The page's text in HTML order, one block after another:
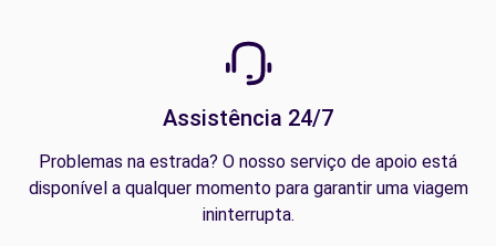
Assistência 24/7
Problemas na estrada? O nosso serviço de apoio está
disponível a qualquer momento para garantir uma viagem
ininterrupta.